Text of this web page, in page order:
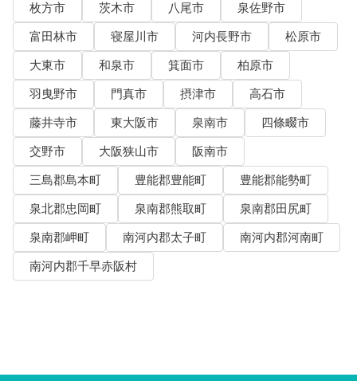
枚方市
茨木市 八尾市
泉佐野市
富田林市
寝屋川市 河内長野市
松原市
大東市
和泉市 箕面市
柏原市
羽曳野市
門真市 摂津市
高石市
藤井寺市
東大阪市 泉南市
四條畷市
交野市
大阪狭山市
阪南市
三島郡島本町
豊能郡豊能町
豊能郡能勢町
泉北郡忠岡町
泉南郡熊取町
泉南郡田尻町
泉南郡岬町
南河内郡太子町
南河内郡河南町
南河内郡千早赤阪村